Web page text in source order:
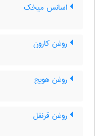
اسانس میخک
روغن کارون
روغن هویج
روغن قرنفل